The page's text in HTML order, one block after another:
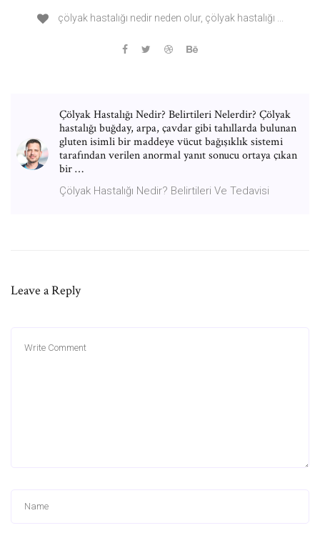
çölyak hastalığı nedir neden olur, çölyak hastalığı ...
Çölyak Hastalığı Nedir? Belirtileri Nelerdir? Çölyak
hastalığı buğday, arpa, çavdar gibi tahıllarda bulunan
gluten isimli bir maddeye vücut bağışıklık sistemi
tarafından verilen anormal yanıt sonucu ortaya çıkan
bir …
Çölyak Hastalığı Nedir? Belirtileri Ve Tedavisi
Leave a Reply